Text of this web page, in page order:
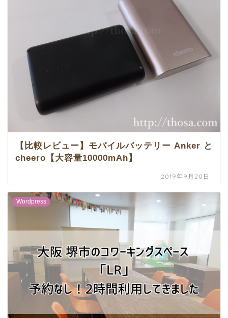
【比較レビュー】モバイルバッテリー Anker と
cheero【大容量10000mAh】
2019年9月20日
Wordpress